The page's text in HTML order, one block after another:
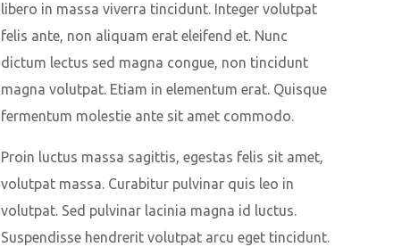
libero in massa viverra tincidunt. Integer volutpat
felis ante, non aliquam erat eleifend et. Nunc
dictum lectus sed magna congue, non tincidunt
magna volutpat. Etiam in elementum erat. Quisque
fermentum molestie ante sit amet commodo.
Proin luctus massa sagittis, egestas felis sit amet,
volutpat massa. Curabitur pulvinar quis leo in
volutpat. Sed pulvinar lacinia magna id luctus.
Suspendisse hendrerit volutpat arcu eget tincidunt.